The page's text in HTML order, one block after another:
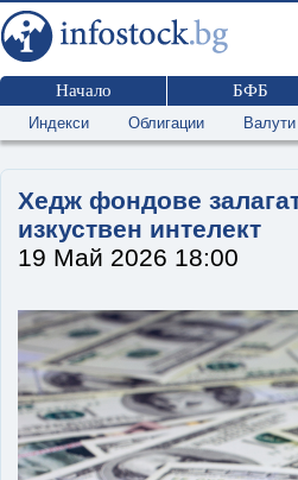
Начало БФБ
Индекси Облигации Валути
Хедж фондове
изкуствен интелект
19 Май 2026 18:00